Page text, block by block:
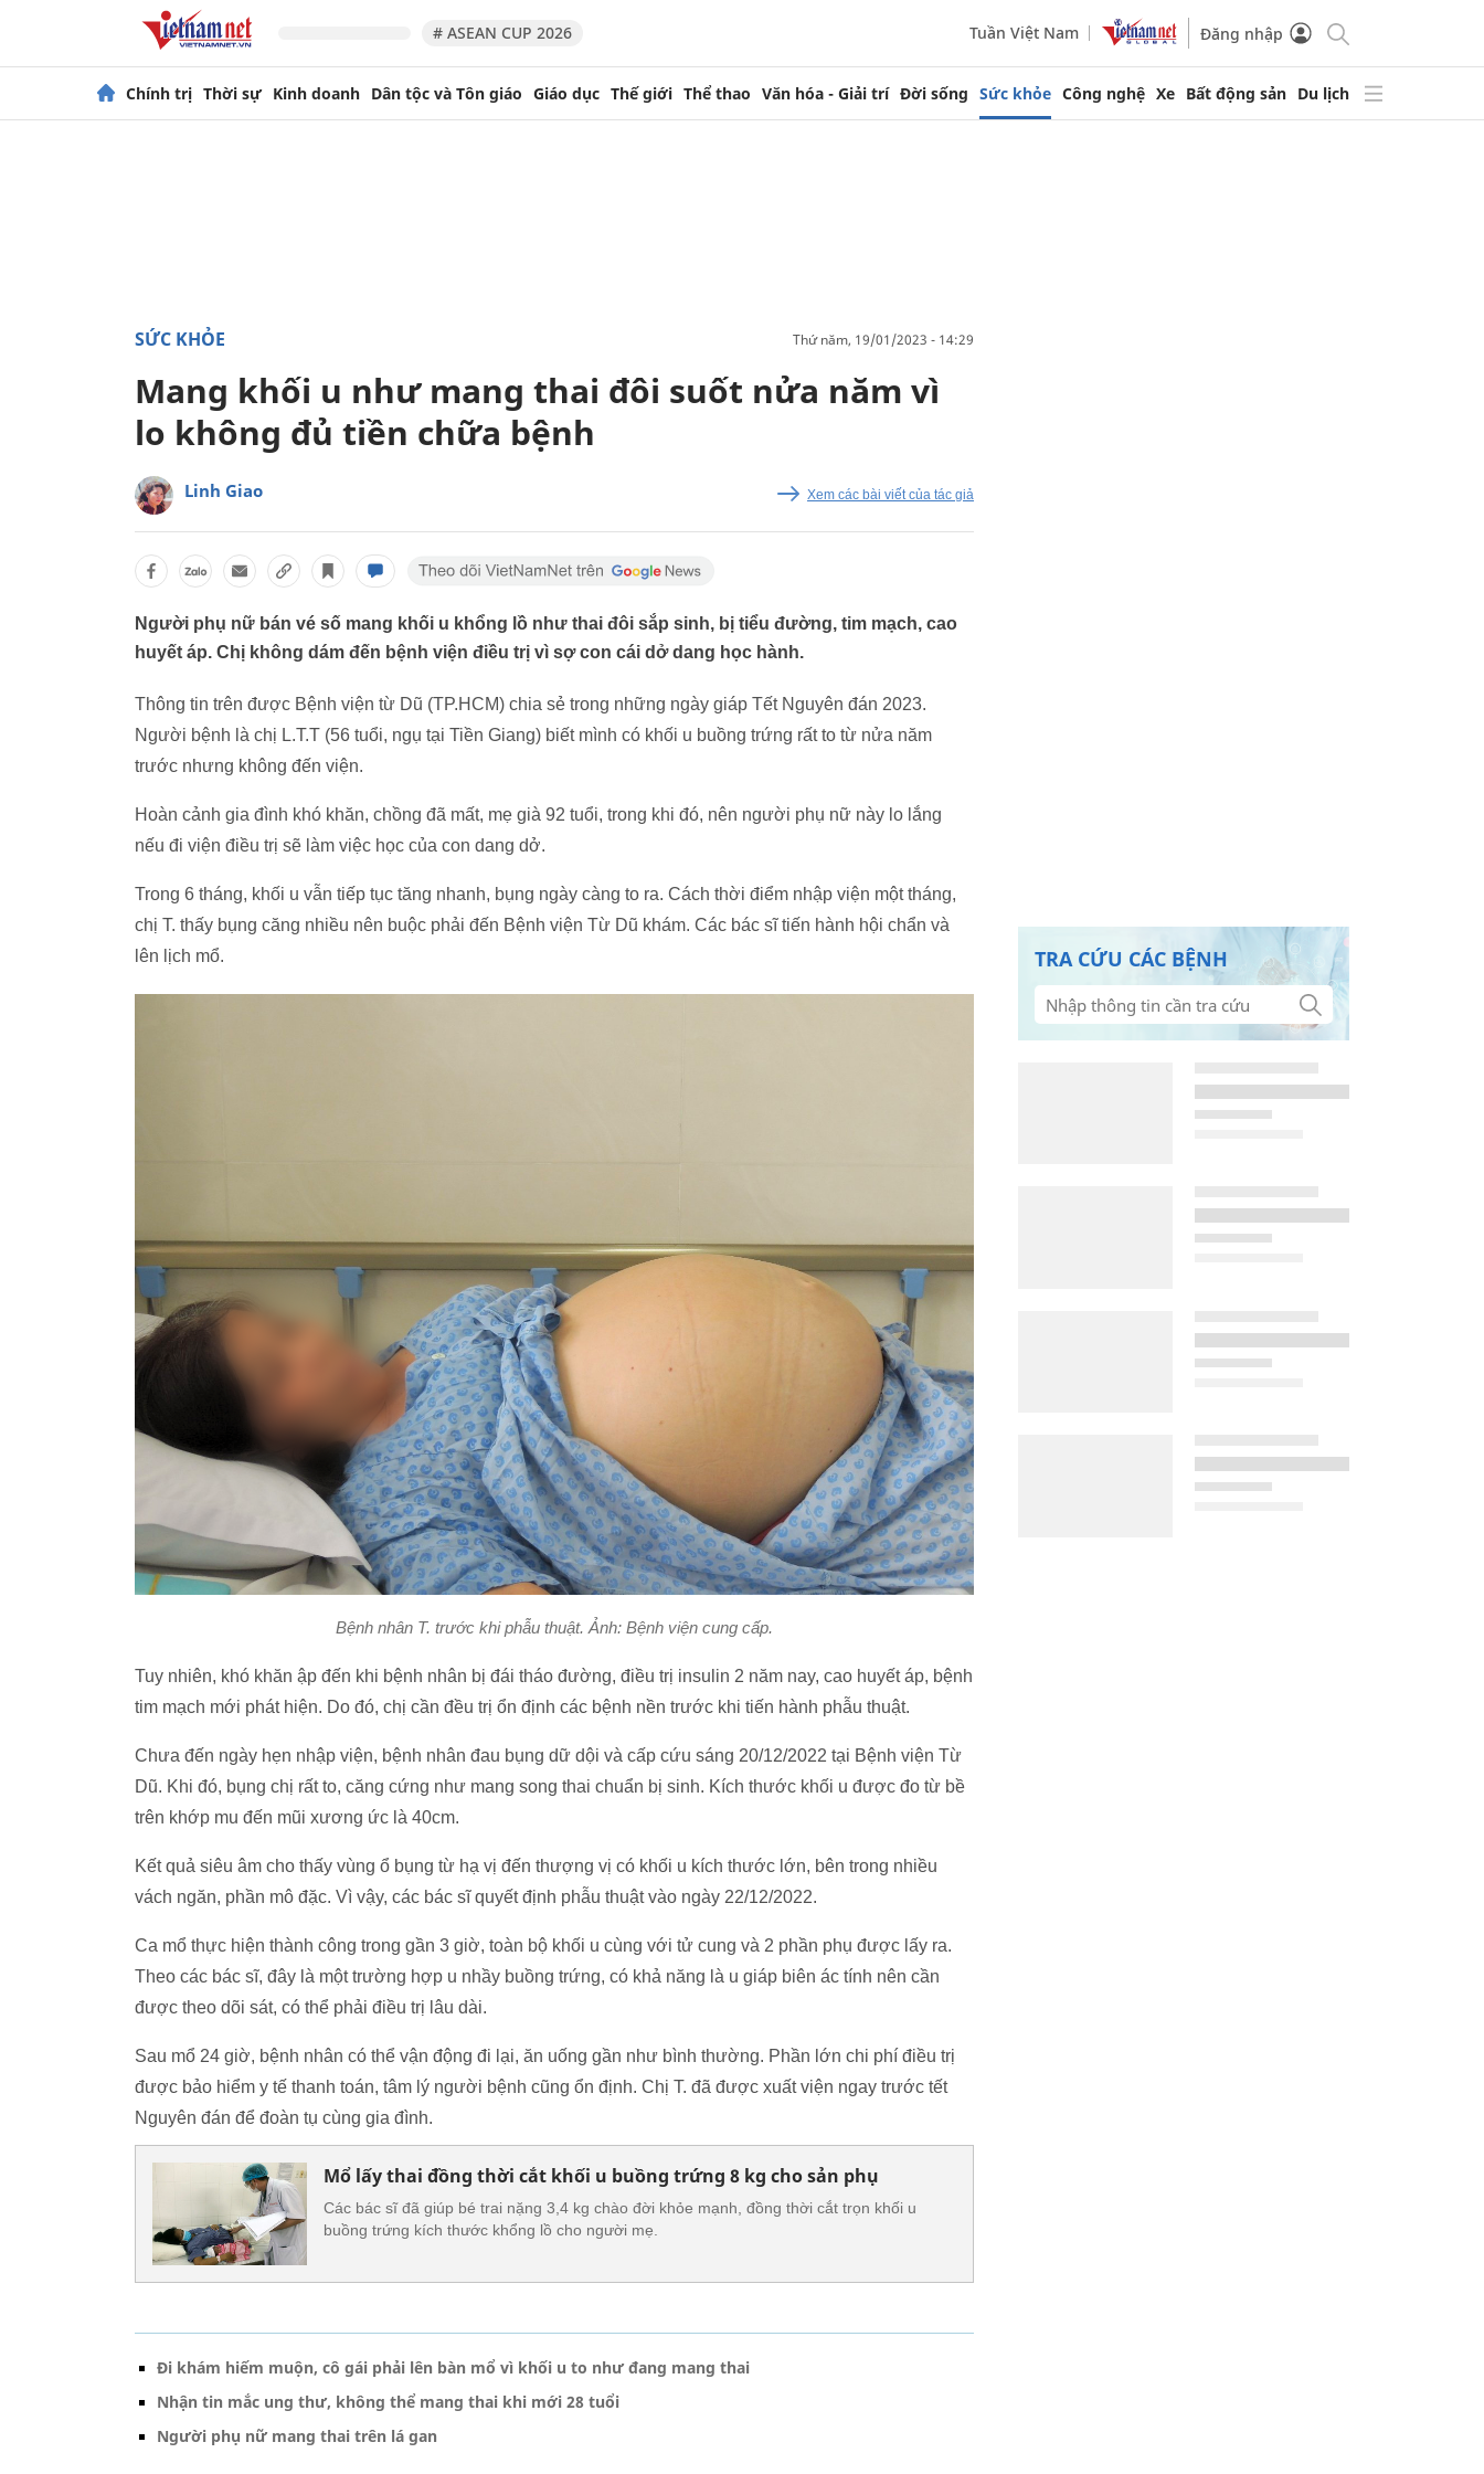
# ASEAN CUP 2026 Tuần Việt Nam Đăng nhập
Chính trị Thời sự Kinh doanh Dân tộc và Tôn giáo Giáo dục Thế giới Thể thao Văn hóa - Giải trí Đời sống Sức khỏe Công nghệ Xe Bất động sản Du lịch
SỨC KHỎE thứ năm, 19/01/2023 - 14:29
Mang khối u như mang thai đôi suốt nửa năm vì
lo không đủ tiền chữa bệnh
Linh Giao Xem các bài viết của tác giả
Người phụ nữ bán vé số mang khối u khổng lồ như thai đôi sắp sinh, bị tiểu đường, tim mạch, cao
huyết áp. Chị không dám đến bệnh viện điều trị vì sợ con cái dở dang học hành.
Thông tin trên được Bệnh viện từ Dũ (TP.HCM) chia sẻ trong những ngày giáp Tết Nguyên đán 2023.
Người bệnh là chị L.T.T (56 tuổi, ngụ tại Tiền Giang) biết mình có khối u buồng trứng rất to từ nửa năm
trước nhưng không đến viện.
Hoàn cảnh gia đình khó khăn, chồng đã mất, mẹ già 92 tuổi, trong khi đó, nên người phụ nữ này lo lắng
nếu đi viện điều trị sẽ làm việc học của con dang dở.
Trong 6 tháng, khối u vẫn tiếp tục tăng nhanh, bụng ngày càng to ra. Cách thời điểm nhập viện một tháng,
chị T. thấy bụng căng nhiều nên buộc phải đến Bệnh viện Từ Dũ khám. Các bác sĩ tiến hành hội chẩn và
lên lịch mổ.
Bệnh nhân T. trước khi phẫu thuật. Ảnh: Bệnh viện cung cấp.
Tuy nhiên, khó khăn ập đến khi bệnh nhân bị đái tháo đường, điều trị insulin 2 năm nay, cao huyết áp, bệnh
tim mạch mới phát hiện. Do đó, chị cần đều trị ổn định các bệnh nền trước khi tiến hành phẫu thuật.
Chưa đến ngày hẹn nhập viện, bệnh nhân đau bụng dữ dội và cấp cứu sáng 20/12/2022 tại Bệnh viện Từ
Dũ. Khi đó, bụng chị rất to, căng cứng như mang song thai chuẩn bị sinh. Kích thước khối u được đo từ bề
trên khớp mu đến mũi xương ức là 40cm.
Kết quả siêu âm cho thấy vùng ổ bụng từ hạ vị đến thượng vị có khối u kích thước lớn, bên trong nhiều
vách ngăn, phần mô đặc. Vì vậy, các bác sĩ quyết định phẫu thuật vào ngày 22/12/2022.
Ca mổ thực hiện thành công trong gần 3 giờ, toàn bộ khối u cùng với tử cung và 2 phần phụ được lấy ra.
Theo các bác sĩ, đây là một trường hợp u nhầy buồng trứng, có khả năng là u giáp biên ác tính nên cần
được theo dõi sát, có thể phải điều trị lâu dài.
Sau mổ 24 giờ, bệnh nhân có thể vận động đi lại, ăn uống gần như bình thường. Phần lớn chi phí điều trị
được bảo hiểm y tế thanh toán, tâm lý người bệnh cũng ổn định. Chị T. đã được xuất viện ngay trước tết
Nguyên đán để đoàn tụ cùng gia đình.
Mổ lấy thai đồng thời cắt khối u buồng trứng 8 kg cho sản phụ
Các bác sĩ đã giúp bé trai nặng 3,4 kg chào đời khỏe mạnh, đồng thời cắt trọn khối u
buồng trứng kích thước khổng lồ cho người mẹ.
TRA CỨU CÁC BỆNH
Đi khám hiếm muộn, cô gái phải lên bàn mổ vì khối u to như đang mang thai
Nhận tin mắc ung thư, không thể mang thai khi mới 28 tuổi
Người phụ nữ mang thai trên lá gan